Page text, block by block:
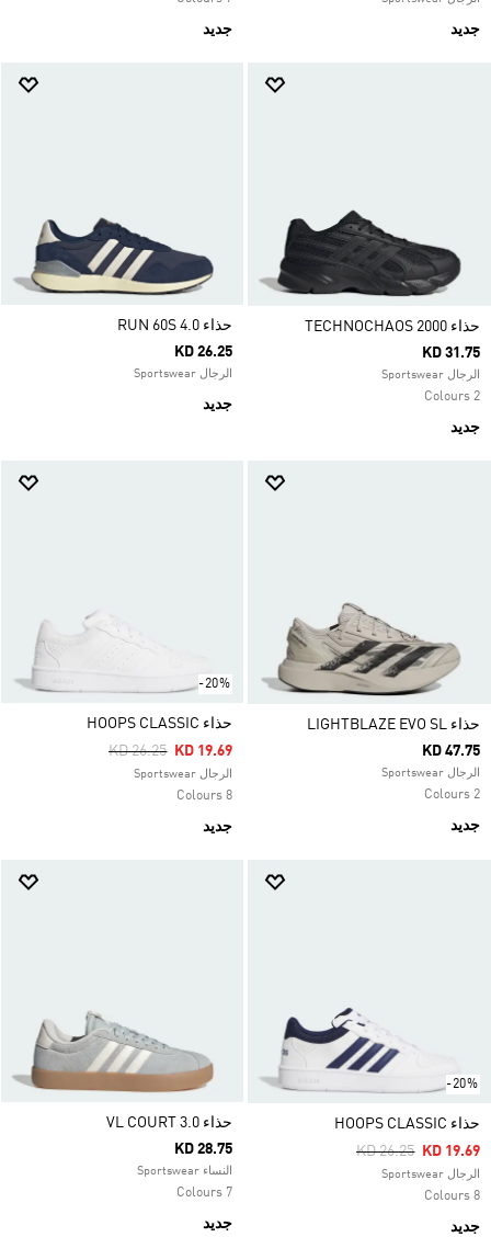
جديد جديد
حذاء TECHNOCHAOS 2000
KD 31.75
الرجال Sportswear
2 Colours
جديد
حذاء RUN 60S 4.0
KD 26.25
الرجال Sportswear
جديد
حذاء LIGHTBLAZE EVO SL
KD 47.75
الرجال Sportswear
2 Colours
جديد
-20%
حذاء HOOPS CLASSIC
Price Reduced From
KD 26.25ToKD 19.69
الرجال Sportswear
8 Colours
جديد
-20%
حذاء HOOPS CLASSIC
Price Reduced
KD 26.25ToKD 19.69
الرجال Sportswear
8 Colours
جديد
حذاء VL COURT 3.0
KD 28.75
النساء Sportswear
7 Colours
جديد